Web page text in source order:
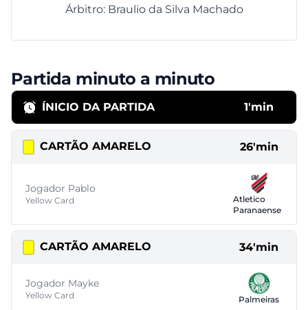
Árbitro: Braulio da Silva Machado
Partida minuto a minuto
ÍNICIO DA PARTIDA 1'min
CARTÃO AMARELO 26'min
Jogador Pablo
Yellow Card
Atletico
Paranaense
CARTÃO AMARELO 34'min
Jogador Mayke
Yellow Card Palmeiras